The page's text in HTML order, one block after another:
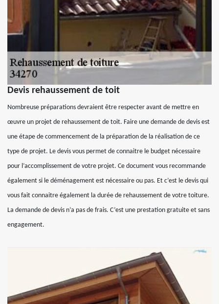
Devis rehaussement de toit
Nombreuse préparations devraient être respecter avant de mettre en
œuvre un projet de rehaussement de toit. Faire une demande de devis est
une étape de commencement de la préparation de la réalisation de ce
type de projet. Le devis vous permet de connaitre le budget nécessaire
pour l’accomplissement de votre projet. Ce document vous recommande
également si le déménagement est nécessaire ou pas. Et c’est le devis qui
vous fait connaitre également la durée de rehaussement de votre toiture.
La demande de devis n’a pas de frais. C’est une prestation gratuite et sans
engagement.